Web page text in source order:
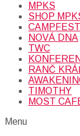
MPKS
SHOP
CAMPFEST
NOVÁ DNA
TWC
RANČ
TIMOTHY
MOST
Menu